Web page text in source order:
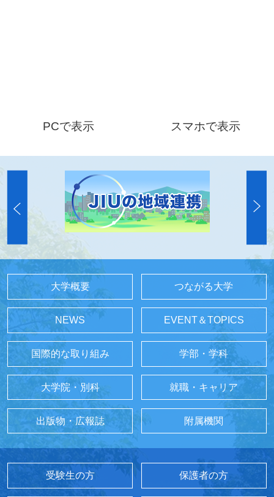
PCで表示 スマホで表示
大学概要 つながる大学
NEWS EVENT＆TOPICS
国際的な取り組み 学部・学科
大学院・別科 就職・キャリア
出版物・広報誌 附属機関
受験生の方 保護者の方